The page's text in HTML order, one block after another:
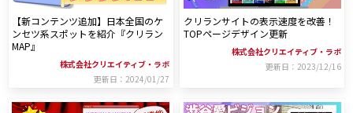
【新コンテンツ追加】日本全国のケ
ンセツ系スポットを紹介『クリラン
MAP』
株式会社クリエイティブ・ラボ
更新日：2024/01/27
クリランサイトの表示速度を改善！
TOPページデザイン更新
株式会社クリエイティブ・ラボ
更新日：2023/12/16